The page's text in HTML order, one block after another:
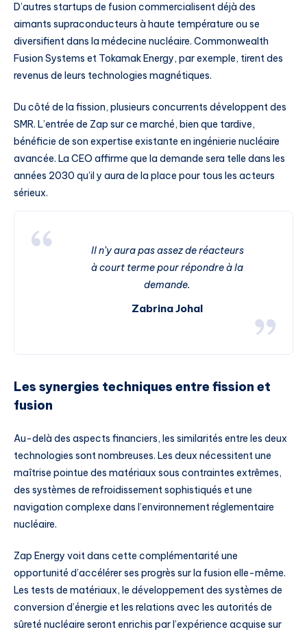
D’autres startups de fusion commercialisent déjà des
aimants supraconducteurs à haute température ou se
diversifient dans la médecine nucléaire. Commonwealth
Fusion Systems et Tokamak Energy, par exemple, tirent des
revenus de leurs technologies magnétiques.
Du côté de la fission, plusieurs concurrents développent des
SMR. L’entrée de Zap sur ce marché, bien que tardive,
bénéficie de son expertise existante en ingénierie nucléaire
avancée. La CEO affirme que la demande sera telle dans les
années 2030 qu’il y aura de la place pour tous les acteurs
sérieux.
Il n’y aura pas assez de réacteurs
à court terme pour répondre à la
demande.
Zabrina Johal
Les synergies techniques entre fission et
fusion
Au-delà des aspects financiers, les similarités entre les deux
technologies sont nombreuses. Les deux nécessitent une
maîtrise pointue des matériaux sous contraintes extrêmes,
des systèmes de refroidissement sophistiqués et une
navigation complexe dans l’environnement réglementaire
nucléaire.
Zap Energy voit dans cette complémentarité une
opportunité d’accélérer ses progrès sur la fusion elle-même.
Les tests de matériaux, le développement des systèmes de
conversion d’énergie et les relations avec les autorités de
sûreté nucléaire seront enrichis par l’expérience acquise sur